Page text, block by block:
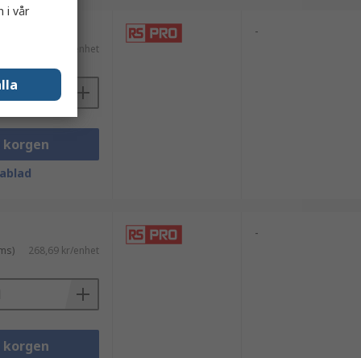
174,09 kr/enhet
korgen
-
268,69 kr/enhet
korgen
-
i vår